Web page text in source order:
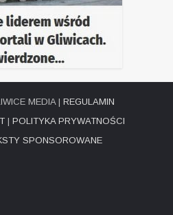
MEDIA | REGULAMIN
| POLITYKA PRYWATNOŚCI
SPONSOROWANE